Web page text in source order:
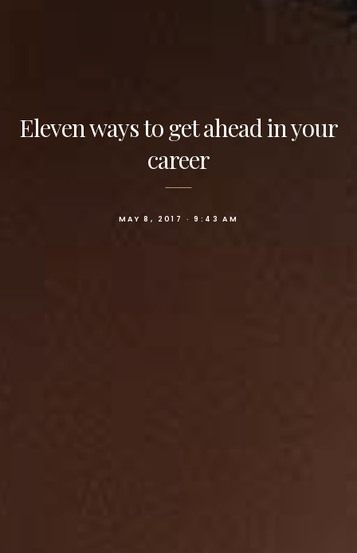
Eleven ways to get ahead in your
career
MAY 8, 2017 · 9:43 AM